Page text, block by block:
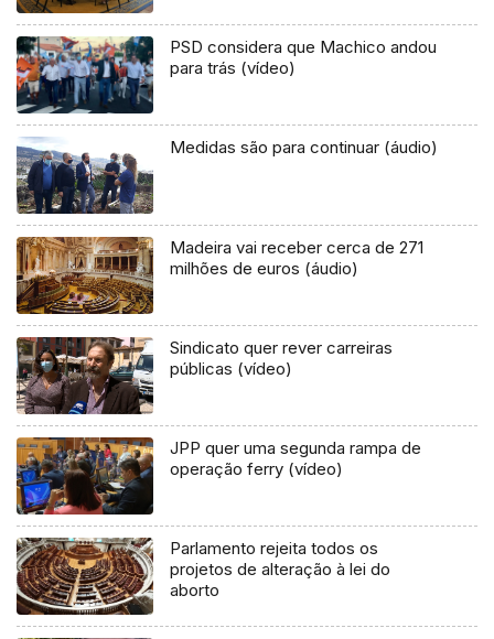
PSD considera que Machico andou
para trás (vídeo)
Medidas são para continuar (áudio)
Madeira vai receber cerca de 271
milhões de euros (áudio)
Sindicato quer rever carreiras
públicas (vídeo)
JPP quer uma segunda rampa de
operação ferry (vídeo)
Parlamento rejeita todos os
projetos de alteração à lei do
aborto